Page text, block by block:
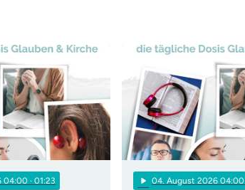
04:00 · 01:23 play_arrow 04 . August 2026 04:00